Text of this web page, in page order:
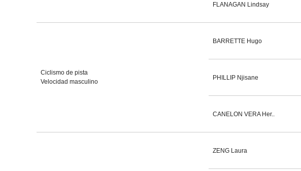
FLANAGAN Lindsay
Ciclismo de pista
Velocidad masculino
BARRETTE Hugo
PHILLIP Njisane
CANELON VERA Her..
ZENG Laura